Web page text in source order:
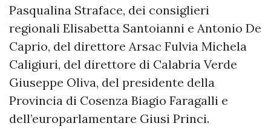
Pasqualina Straface, dei consiglieri
regionali Elisabetta Santoianni e Antonio De
Caprio, del direttore Arsac Fulvia Michela
Caligiuri, del direttore di Calabria Verde
Giuseppe Oliva, del presidente della
Provincia di Cosenza Biagio Faragalli e
dell’europarlamentare Giusi Princi.